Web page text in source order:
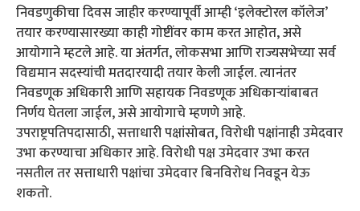
निवडणुकीचा दिवस जाहीर करण्यापूर्वी आम्ही ‘इलेक्टोरल कॉलेज’
तयार करण्यासारख्या काही गोष्टींवर काम करत आहोत, असे
आयोगाने म्हटले आहे. या अंतर्गत, लोकसभा आणि राज्यसभेच्या सर्व
विद्यमान सदस्यांची मतदारयादी तयार केली जाईल. त्यानंतर
निवडणूक अधिकारी आणि सहायक निवडणूक अधिकाऱ्यांबाबत
निर्णय घेतला जाईल, असे आयोगाचे म्हणणे आहे.
उपराष्ट्रपतिपदासाठी, सत्ताधारी पक्षांसोबत, विरोधी पक्षांनाही उमेदवार
उभा करण्याचा अधिकार आहे. विरोधी पक्ष उमेदवार उभा करत
नसतील तर सत्ताधारी पक्षांचा उमेदवार बिनविरोध निवडून येऊ
शकतो.